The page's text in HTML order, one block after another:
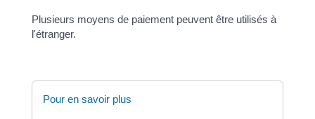
Plusieurs moyens de paiement peuvent être utilisés à
l'étranger.
Pour en savoir plus